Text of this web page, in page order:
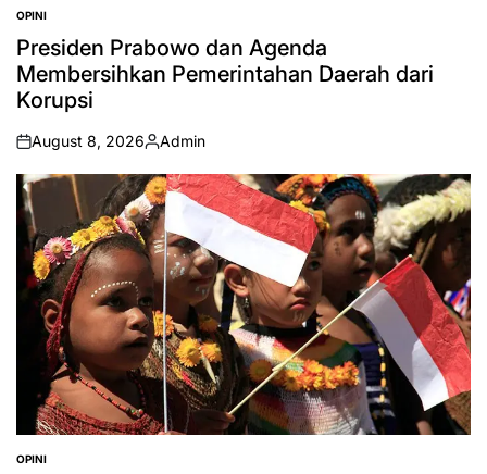
POSTED
IN
OPINI
Presiden Prabowo dan Agenda
Membersihkan Pemerintahan Daerah dari
Korupsi
on
August 8, 2026
Posted
by
Admin
POSTED
OPINI